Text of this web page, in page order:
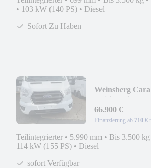
• 103 kW (140 PS) • Diesel
Sofort Zu Haben
Weinsberg
66.900 €
Finanzierung ab 710 €
Teilintegrierter • 5.990 mm • Bis 3.500 kg
114 kW (155 PS) • Diesel
sofort Verfügbar